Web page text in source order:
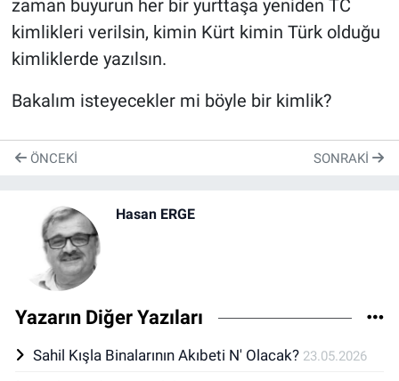
zaman buyurun her bir yurttaşa yeniden TC
kimlikleri verilsin, kimin Kürt kimin Türk olduğu
kimliklerde yazılsın.
Bakalım isteyecekler mi böyle bir kimlik?
ÖNCEKI SONRAKI
Hasan ERGE
Yazarın Diğer Yazıları
Sahil Kışla Binalarının Akıbeti N' Olacak? 23.05.2026